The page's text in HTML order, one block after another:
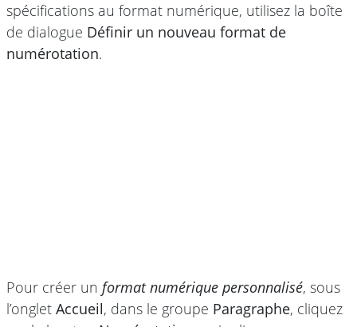
spécifications au format numérique, utilisez la boîte
de dialogue Définir un nouveau format de
numérotation.
Pour créer un format numérique personnalisé, sous
l’onglet Accueil, dans le groupe Paragraphe, cliquez